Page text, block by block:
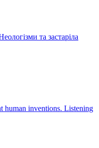
та застаріла
human inventions. Listening